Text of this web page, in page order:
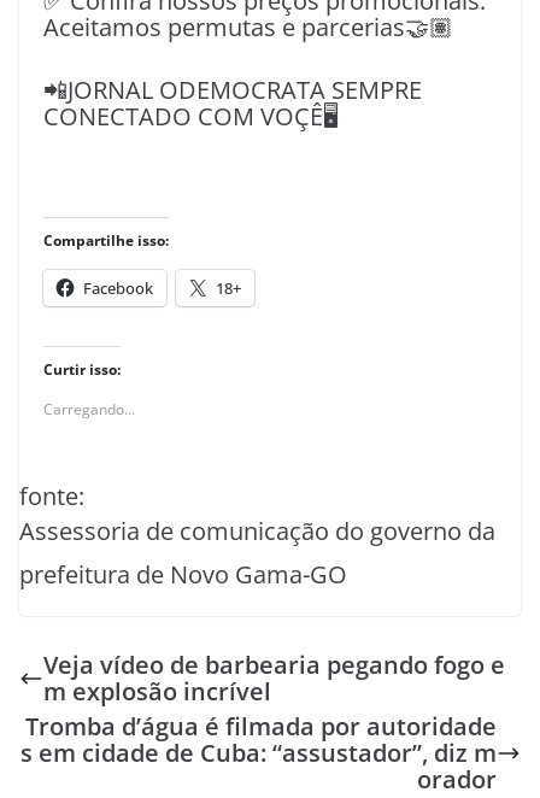
Aceitamos permutas e parcerias🤝🏽
📲JORNAL ODEMOCRATA SEMPRE
CONECTADO COM VOÇÊ🖥️
Compartilhe isso:
Facebook 18+
Curtir isso:
Carregando...
fonte:
Assessoria de comunicação do governo da
prefeitura de Novo Gama-GO
Veja vídeo de barbearia pegando fogo e
m explosão incrível
Tromba d’água é filmada por autoridade
s em cidade de Cuba: “assustador”, diz m
orador